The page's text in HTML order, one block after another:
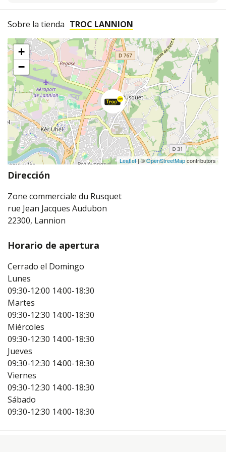
Sobre la tienda TROC LANNION
+
−
Leaflet| ©OpenStreetMapcontributors
Dirección
Zone commerciale du Rusquet
rue Jean Jacques Audubon
22300, Lannion
Horario de apertura
Cerrado el Domingo
Lunes
09:30-12:00 14:00-18:30
Martes
09:30-12:30 14:00-18:30
Miércoles
09:30-12:30 14:00-18:30
Jueves
09:30-12:30 14:00-18:30
Viernes
09:30-12:30 14:00-18:30
Sábado
09:30-12:30 14:00-18:30